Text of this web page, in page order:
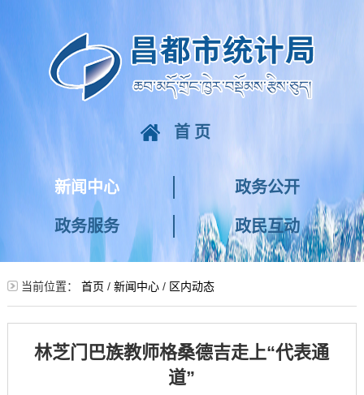
首页
新闻中心 政务公开
政务服务 政民互动
当前位置： 首页 / 新闻中心/ 区内动态
林芝门巴族教师格桑德吉走上“代表通
道”